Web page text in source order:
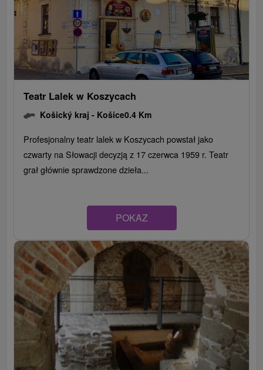
Teatr Lalek w Koszycach
Košický kraj - Košice0.4 Km
Profesjonalny teatr lalek w Koszycach powstał jako
czwarty na Słowacji decyzją z 17 czerwca 1959 r. Teatr
grał głównie sprawdzone dzieła...
POKAZ